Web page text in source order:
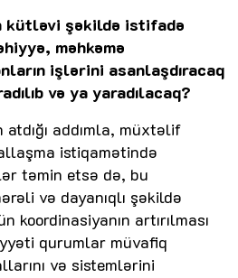
kütləvi şəkildə istifadə
məhkəmə
işlərini asanlaşdıracaq
və ya yaradılacaq?
addımla, müxtəlif
istiqamətində
təmin etsə də, bu
və dayanıqlı şəkildə
koordinasiyanın artırılması
qurumlar müvafiq
və sistemlərini